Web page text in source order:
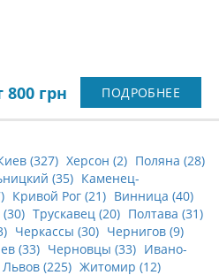
800 грн ПОДРОБНЕЕ
(327) Херсон (2) Поляна (28)
(35) Каменец-
) Кривой Рог (21) Винница (40)
(30) Трускавец (20) Полтава (31)
) Черкассы (30) Чернигов (9)
(33) Черновцы (33) Ивано-
Львов (225) Житомир (12)